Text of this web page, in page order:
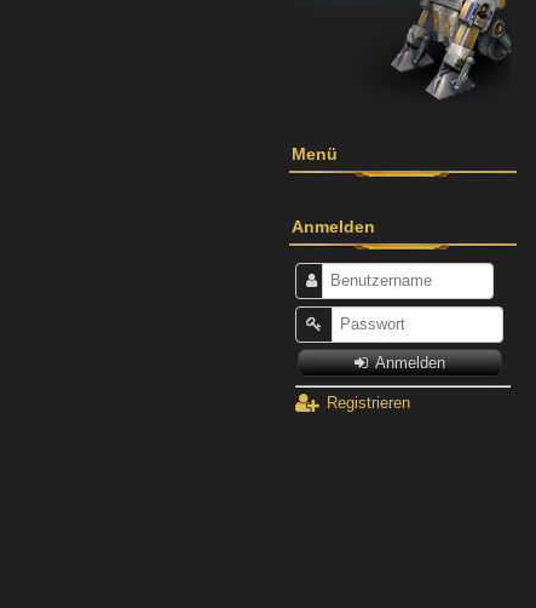
Menü
Anmelden
Anmelden
Registrieren